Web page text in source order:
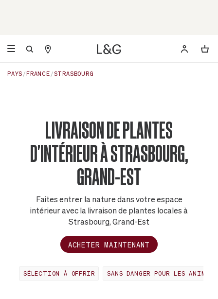
PAYS FRANCE STRASBOURG
LIVRAISON DE PLANTES
D'INTÉRIEUR À STRASBOURG,
GRAND-EST
Faites entrer la nature dans votre espace
intérieur avec la livraison de plantes locales à
Strasbourg, Grand-Est
ACHETER MAINTENANT
SÉLECTION À OFFRIR SANS DANGER POUR LES ANIMAUX